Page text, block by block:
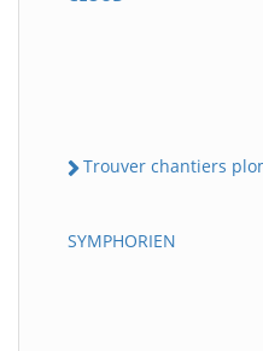
Trouver chantiers
SYMPHORIEN